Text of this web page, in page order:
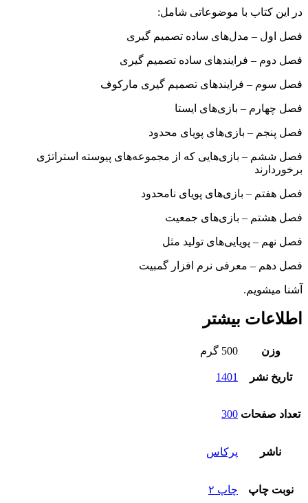
در این کتاب با موضوعاتی شامل:
فصل اول – مدل‌های ساده تصمیم گیری
فصل دوم – فرایندهای ساده تصمیم گیری
فصل سوم – فرایندهای تصمیم گیری مارکوف
فصل چهارم – بازی‌های ایستا
فصل پنجم – بازی‌های پویای محدود
فصل ششم – بازی‌هایی که از مجموعه‌های پیوسته استراتژی
برخوردارند
فصل هفتم – بازی‌های پویای نامحدود
فصل هشتم – بازی‌های جمعیت
فصل نهم – پویایی‌های تولید مثل
فصل دهم – معرفی نرم افزار گمبیت
آشنا می‎شویم.
اطلاعات بیشتر
وزن 500 گرم
تاریخ نشر 1401
تعداد صفحات 300
ناشر پرکاس
نوبت چاپ چاپ ۲